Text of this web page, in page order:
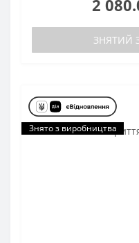
2
ЗНЯТИЙ
Знято з виробництва